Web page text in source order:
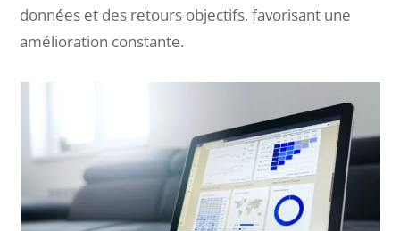
données et des retours objectifs, favorisant une
amélioration constante.